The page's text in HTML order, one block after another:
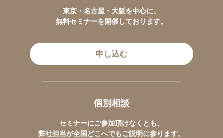
東京・名古屋・大阪を中心に、
無料セミナーを開催しております。
申し込む
個別相談
セミナーにご参加頂けなくとも、
弊社担当が全国どこへでもご説明に参ります。